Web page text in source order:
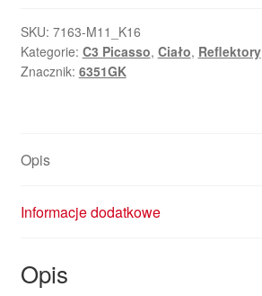
SKU: 7163-M11_K16
Kategorie: C3 Picasso, Ciało, Reflektory
Znacznik: 6351GK
Opis
Informacje dodatkowe
Opis